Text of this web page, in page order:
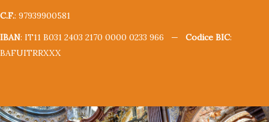
C.F.: 97939900581
IBAN: IT11 B031 2403 2170 0000 0233 966 — Codice BIC:
BAFUITRRXXX